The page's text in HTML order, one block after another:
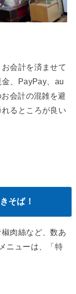
会計を済ませて
、PayPay、au
会計の混雑を避
るところが良い
そば！
肉絲など、数あ
ニューは、「特